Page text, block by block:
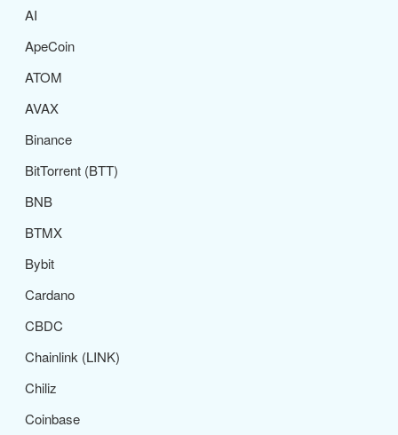
AI
ApeCoin
ATOM
AVAX
Binance
BitTorrent (BTT)
BNB
BTMX
Bybit
Cardano
CBDC
Chainlink (LINK)
Chiliz
Coinbase